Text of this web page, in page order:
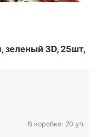
3D, 25шт,
В коробке: 20 уп.